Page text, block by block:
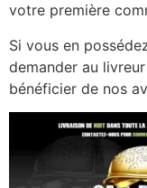
votre première
Si vous en
demander au
bénéficier de nos